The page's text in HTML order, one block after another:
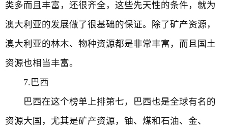
类多而且丰富，还很齐全，这些先天性的条件，就为
澳大利亚的发展做了很基础的保证。除了矿产资源，
澳大利亚的林木、物种资源都是非常丰富，而且国土
资源也相当丰富。
7.巴西
巴西在这个榜单上排第七，巴西也是全球有名的
资源大国，尤其是矿产资源，铀、煤和石油、金、